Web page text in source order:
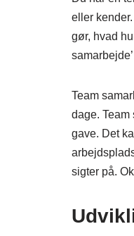
eller
gør, hvad
Team
dage. Team
gave. Det
sigter på.